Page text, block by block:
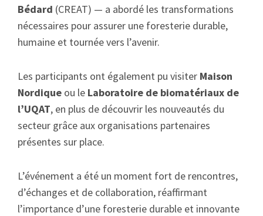
Bédard (CREAT) — a abordé les transformations
nécessaires pour assurer une foresterie durable,
humaine et tournée vers l’avenir.
Les participants ont également pu visiter Maison
Nordique ou le Laboratoire de biomatériaux de
l’UQAT, en plus de découvrir les nouveautés du
secteur grâce aux organisations partenaires
présentes sur place.
L’événement a été un moment fort de rencontres,
d’échanges et de collaboration, réaffirmant
l’importance d’une foresterie durable et innovante